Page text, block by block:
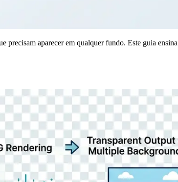
aparecer em qualquer fundo. Este guia